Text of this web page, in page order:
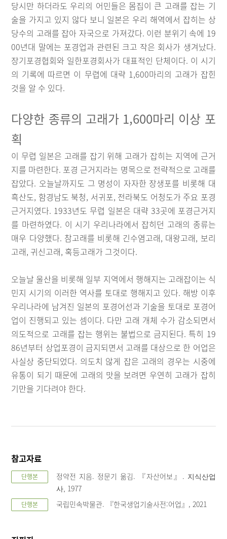
당시만 하더라도 우리의 어민들은 몸집이 큰 고래를 잡는 기
술을 가지고 있지 않다 보니 일본은 우리 해역에서 잡히는 상
당수의 고래를 잡아 자국으로 가져갔다. 이런 분위기 속에 19
00년대 말에는 포경업과 관련된 크고 작은 회사가 생겨났다.
장기포경협회와 일한포경회사가 대표적인 단체이다. 이 시기
의 기록에 따르면 이 무렵에 대략 1,600마리의 고래가 잡힌
것을 알 수 있다.
다양한 종류의 고래가 1,600마리 이상 포
획
이 무렵 일본은 고래를 잡기 위해 고래가 잡히는 지역에 근거
지를 마련한다. 포경 근거지라는 명목으로 전략적으로 고래를
잡았다. 오늘날까지도 그 명성이 자자한 장생포를 비롯해 대
흑산도, 함경남도 북청, 서귀포, 전라북도 어청도가 주요 포경
근거지였다. 1933년도 무렵 일본은 대략 33곳에 포경근거지
를 마련하였다. 이 시기 우리나라에서 잡히던 고래의 종류는
매우 다양했다. 참고래를 비롯해 긴수염고래, 대왕고래, 보리
고래, 귀신고래, 혹등고래가 그것이다.
오늘날 울산을 비롯해 일부 지역에서 행해지는 고래잡이는 식
민지 시기의 이러한 역사를 토대로 행해지고 있다. 해방 이후
우리나라에 남겨진 일본의 포경어선과 기술을 토대로 포경어
업이 진행되고 있는 셈이다. 다만 고래 개체 수가 감소되면서
의도적으로 고래를 잡는 행위는 불법으로 금지된다. 특히 19
86년부터 상업포경이 금지되면서 고래를 대상으로 한 어업은
사실상 중단되었다. 의도치 않게 잡은 고래의 경우는 시중에
유통이 되기 때문에 고래의 맛을 보려면 우연히 고래가 잡히
기만을 기다려야 한다.
참고자료
단행본 정약전 지음. 정문기 옮김. 『자산어보』. 지식산업
사,
1977
단행본 국립민속박물관. 『한국생업기술사전:어업』, 2021